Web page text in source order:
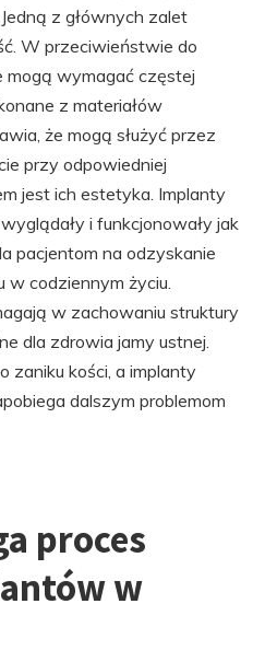
z głównych zalet
W przeciwieństwie do
wymagać częstej
z materiałów
że mogą służyć przez
przy odpowiedniej
jest ich estetyka. Implanty
i funkcjonowały jak
pacjentom na odzyskanie
w codziennym życiu.
w zachowaniu struktury
dla zdrowia jamy ustnej.
zaniku kości, a implanty
dalszym problemom
proces
w